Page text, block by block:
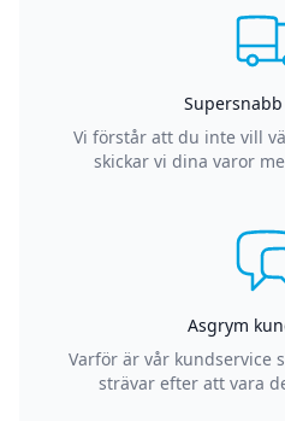
Vi förstår att du inte vill
skickar vi dina varor
Asgrym
Varför är vår kundservice
strävar efter att vara